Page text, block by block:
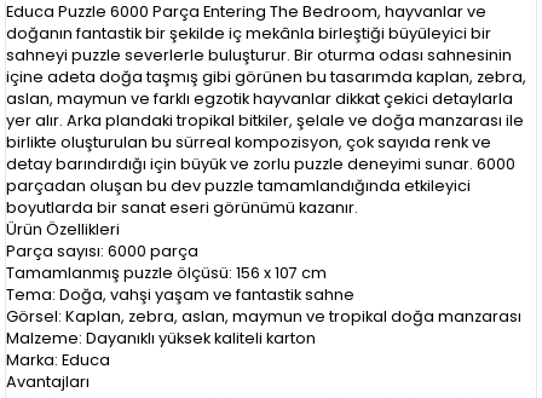
Educa Puzzle 6000 Parça Entering The Bedroom, hayvanlar ve
doğanın fantastik bir şekilde iç mekânla birleştiği büyüleyici bir
sahneyi puzzle severlerle buluşturur. Bir oturma odası sahnesinin
içine adeta doğa taşmış gibi görünen bu tasarımda kaplan, zebra,
aslan, maymun ve farklı egzotik hayvanlar dikkat çekici detaylarla
yer alır. Arka plandaki tropikal bitkiler, şelale ve doğa manzarası ile
birlikte oluşturulan bu sürreal kompozisyon, çok sayıda renk ve
detay barındırdığı için büyük ve zorlu puzzle deneyimi sunar. 6000
parçadan oluşan bu dev puzzle tamamlandığında etkileyici
boyutlarda bir sanat eseri görünümü kazanır.
Ürün Özellikleri
Parça sayısı: 6000 parça
Tamamlanmış puzzle ölçüsü: 156 x 107 cm
Tema: Doğa, vahşi yaşam ve fantastik sahne
Görsel: Kaplan, zebra, aslan, maymun ve tropikal doğa manzarası
Malzeme: Dayanıklı yüksek kaliteli karton
Marka: Educa
Avantajları